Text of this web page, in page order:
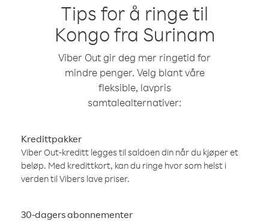
Tips for å ringe til
Kongo fra Surinam
Viber Out gir deg mer ringetid for
mindre penger. Velg blant våre
fleksible, lavpris
samtalealternativer:
Kredittpakker
Viber Out-kreditt legges til saldoen din når du kjøper et
beløp. Med kredittkort, kan du ringe hvor som helst i
verden til Vibers lave priser.
30-dagers abonnementer